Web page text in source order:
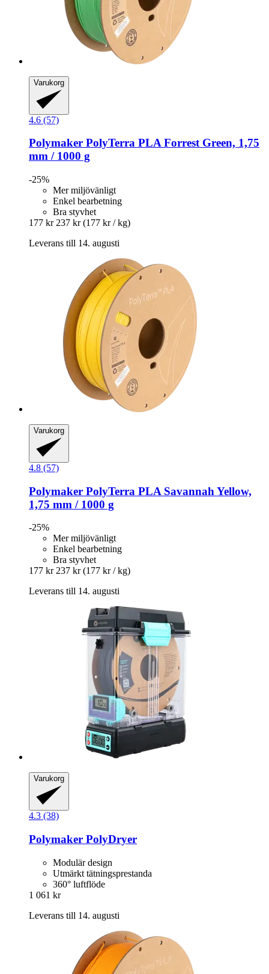
Varukorg
4.6 (57)
Polymaker PolyTerra PLA Forrest Green, 1,75
mm / 1000 g
-25%
Mer miljövänligt
Enkel bearbetning
Bra styvhet
177 kr 237 kr (177 kr / kg)
Leverans till 14. augusti
Varukorg
4.8 (57)
Polymaker PolyTerra PLA Savannah Yellow,
1,75 mm / 1000 g
-25%
Mer miljövänligt
Enkel bearbetning
Bra styvhet
177 kr 237 kr (177 kr / kg)
Leverans till 14. augusti
Varukorg
4.3 (38)
Polymaker PolyDryer
Modulär design
Utmärkt tätningsprestanda
360° luftflöde
1 061 kr
Leverans till 14. augusti